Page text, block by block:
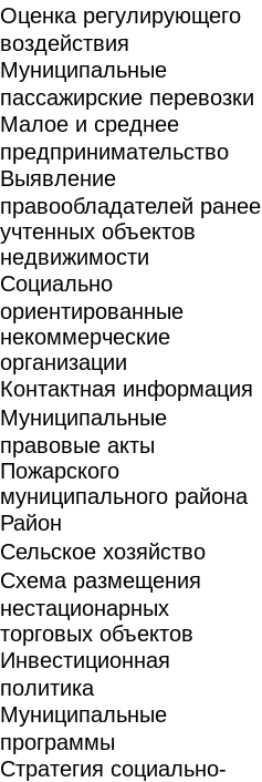
Оценка регулирующего
воздействия
Муниципальные
пассажирские перевозки
Малое и среднее
предпринимательство
Выявление
правообладателей ранее
учтенных объектов
недвижимости
Социально
ориентированные
некоммерческие
организации
Контактная информация
Муниципальные
правовые акты
Пожарского
муниципального района
Район
Сельское хозяйство
Схема размещения
нестационарных
торговых объектов
Инвестиционная
политика
Муниципальные
программы
Стратегия социально-